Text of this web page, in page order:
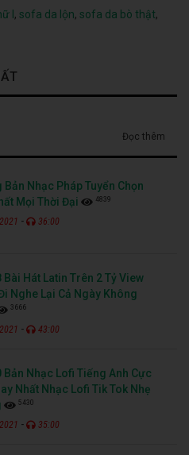
l , sofa da lộn, sofa da bò thật,
Đọc thêm
Bản Nhạc Pháp Tuyển Chọn
Mọi Thời Đại
4839
- 36:00
Bài Hát Latin Trên 2 Tỷ View
Nghe Lại Cả Ngày Không
3666
- 43:00
Bản Nhạc Lofi Tiếng Anh Cực
Nhất Nhạc Lofi Tik Tok Nhẹ
5430
- 35:00